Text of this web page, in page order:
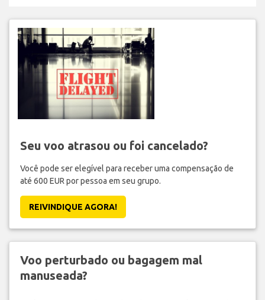
Seu voo atrasou ou foi cancelado?
Você pode ser elegível para receber uma compensação de
até 600 EUR por pessoa em seu grupo.
REIVINDIQUE AGORA!
Voo perturbado ou bagagem mal
manuseada?